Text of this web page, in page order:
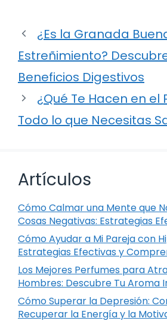
¿Es la Granada
Estreñimiento?
Beneficios Digestivos
¿Qué Te Hacen en el
Todo lo que Necesitas
Artículos
Cómo Calmar una Mente que
Cosas Negativas: Estrategias
Cómo Ayudar a Mi Pareja con
Estrategias Efectivas y
Los Mejores Perfumes para
Hombres: Descubre Tu Aroma
Cómo Superar la Depresión:
Recuperar la Energía y la